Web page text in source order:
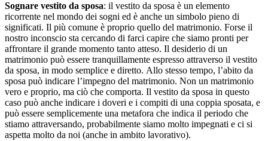
Sognare vestito da sposa: il vestito da sposa è un elemento
ricorrente nel mondo dei sogni ed è anche un simbolo pieno di
significati. Il più comune è proprio quello del matrimonio. Forse il
nostro inconscio sta cercando di farci capire che siamo pronti per
affrontare il grande momento tanto atteso. Il desiderio di un
matrimonio può essere tranquillamente espresso attraverso il vestito
da sposa, in modo semplice e diretto. Allo stesso tempo, l’abito da
sposa può indicare l’impegno del matrimonio. Non un matrimonio
vero e proprio, ma ciò che comporta. Il vestito da sposa in questo
caso può anche indicare i doveri e i compiti di una coppia sposata, e
può essere semplicemente una metafora che indica il periodo che
stiamo attraversando, probabilmente siamo molto impegnati e ci si
aspetta molto da noi (anche in ambito lavorativo).